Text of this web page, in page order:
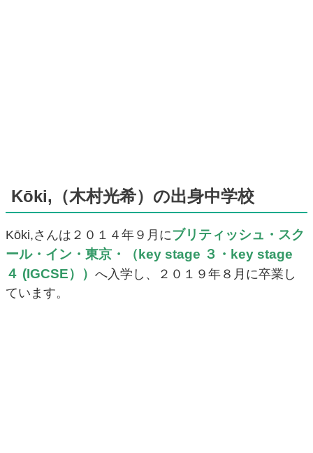
Kōki,（木村光希）の出身中学校
Kōki,さんは２０１４年９月にブリティッシュ・スク
ール・イン・東京・（key stage ３・key stage
４ (IGCSE）） へ入学し、２０１９年８月に卒業し
ています。